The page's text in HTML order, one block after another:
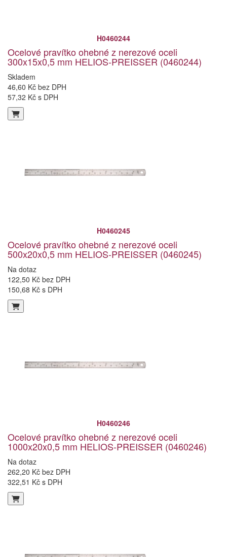
H0460244
Ocelové pravítko ohebné z nerezové oceli
300x15x0,5 mm HELIOS-PREISSER (0460244)
Skladem
46,60 Kč bez DPH
57,32 Kč s DPH
H0460245
Ocelové pravítko ohebné z nerezové oceli
500x20x0,5 mm HELIOS-PREISSER (0460245)
Na dotaz
122,50 Kč bez DPH
150,68 Kč s DPH
H0460246
Ocelové pravítko ohebné z nerezové oceli
1000x20x0,5 mm HELIOS-PREISSER (0460246)
Na dotaz
262,20 Kč bez DPH
322,51 Kč s DPH